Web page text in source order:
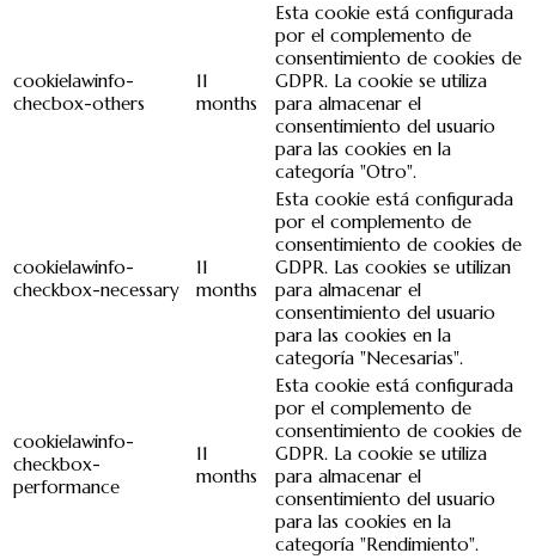
cookielawinfo-
checbox-others
11
months
Esta cookie está configurada
por el complemento de
consentimiento de cookies de
GDPR. La cookie se utiliza
para almacenar el
consentimiento del usuario
para las cookies en la
categoría "Otro".
cookielawinfo-
checkbox-necessary
11
months
Esta cookie está configurada
por el complemento de
consentimiento de cookies de
GDPR. Las cookies se utilizan
para almacenar el
consentimiento del usuario
para las cookies en la
categoría "Necesarias".
cookielawinfo-
checkbox-
performance
11
months
Esta cookie está configurada
por el complemento de
consentimiento de cookies de
GDPR. La cookie se utiliza
para almacenar el
consentimiento del usuario
para las cookies en la
categoría "Rendimiento".